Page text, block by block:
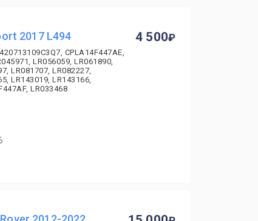
2017 L494
CPLA14F447AE,
LR056059, LR061890,
LR081707, LR082227,
LR143019, LR143166,
LR033468
4 500